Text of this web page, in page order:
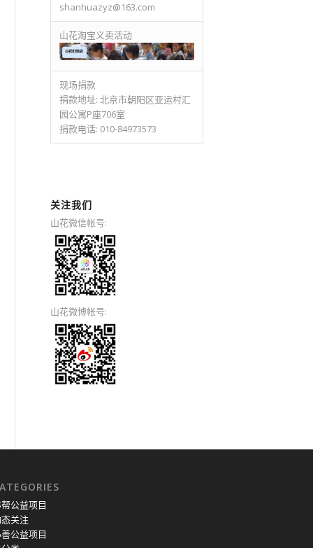
shanhuazyz@163.com
山花淘宝义卖活动
现场捐款
捐款地址: 北京市朝阳区亚运村汇
园公寓P座706室
捐款电话: 010-84973573
关注我们
山花微信帐号:
山花微博帐号:
公益项目
关注
公益项目